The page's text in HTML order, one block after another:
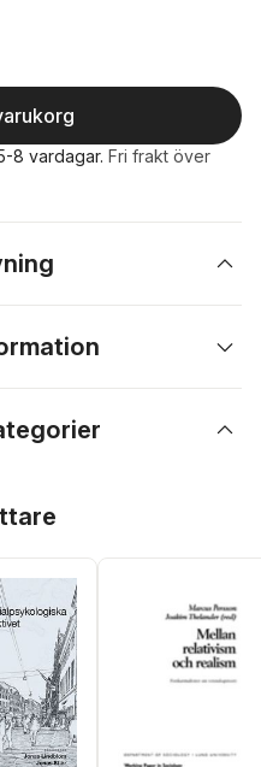
8 vardagar. Fri frakt över